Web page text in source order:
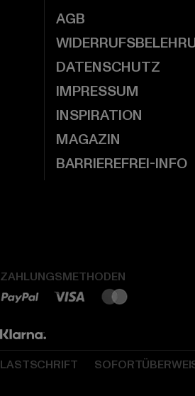
AGB
DATENSCHUTZ
IMPRESSUM
INSPIRATION
MAGAZIN
BARRIEREFREI-INFO
ZAHLUNGSMETHODEN
LASTSCHRIFT